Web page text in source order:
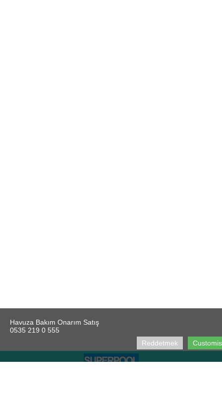
Havuza Bakım Onarım Satış
0535 219 0 555
Reddetmek